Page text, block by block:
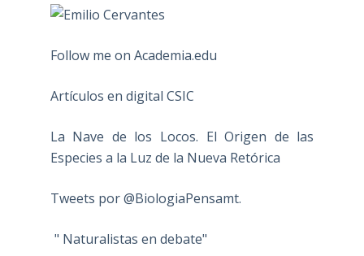
Follow me on Academia.edu
Artículos en digital CSIC
La Nave de los Locos. El Origen de las
Especies a la Luz de la Nueva Retórica
Tweets por @BiologiaPensamt.
" Naturalistas en debate"